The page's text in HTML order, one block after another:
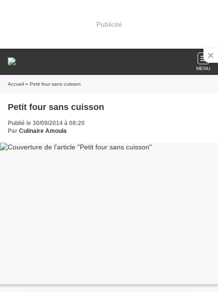
Publicité
MENU
Accueil » Petit four sans cuisson
Petit four sans cuisson
Publié le 30/09/2014 à 08:20
Par Culinaire Amoula